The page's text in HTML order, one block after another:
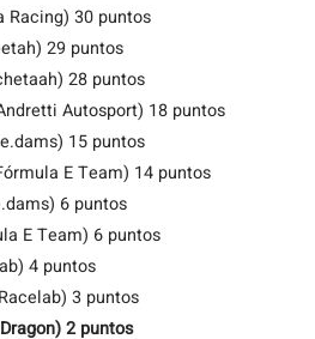
Racing) 30 puntos
29 puntos
28 puntos
Autosport) 18 puntos
15 puntos
E Team) 14 puntos
6 puntos
E Team) 6 puntos
4 puntos
3 puntos
2 puntos